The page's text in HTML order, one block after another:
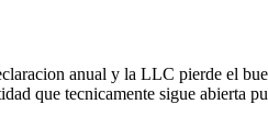
anual y la LLC pierde el
que tecnicamente sigue abierta